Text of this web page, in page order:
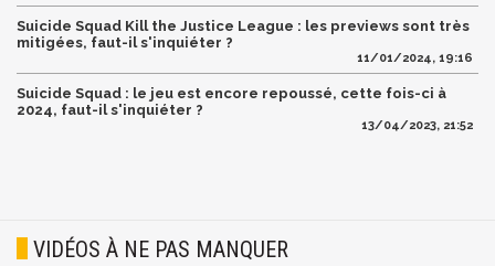
Suicide Squad Kill the Justice League : les previews sont très
mitigées, faut-il s'inquiéter ?
11/01/2024, 19:16
Suicide Squad : le jeu est encore repoussé, cette fois-ci à
2024, faut-il s'inquiéter ?
13/04/2023, 21:52
VIDÉOS À NE PAS MANQUER